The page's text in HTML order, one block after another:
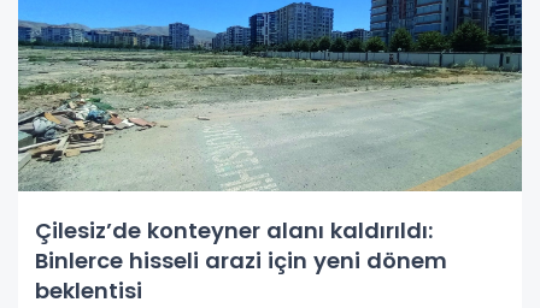
Çilesiz’de konteyner alanı kaldırıldı:
Binlerce hisseli arazi için yeni dönem
beklentisi